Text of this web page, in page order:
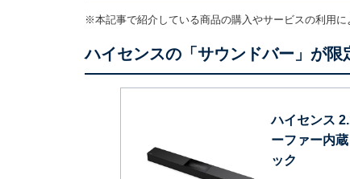
※本記事で紹介している商品の購入やサービスの利用
ハイセンスの「サウンドバー」が
ハイセンス
ーファー内
ック